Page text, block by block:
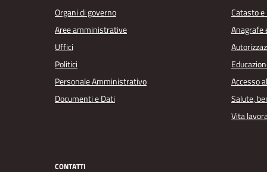
Organi di governo
Aree amministrative
Uffici
Politici
Personale Amministrativo
Documenti e Dati
Catasto
Anagrafe
Accesso
Salute,
Vita
CONTATTI